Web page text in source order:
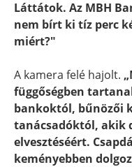
Láttátok. Az MBH
nem bírt ki tíz perc
miért?"
A kamera felé hajolt.
függőségben
bankoktól, bűnözői
tanácsadóktól, akik
elvesztéséért.
keményebben